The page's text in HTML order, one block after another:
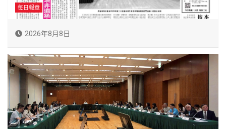
每日報章
2026年8月8日